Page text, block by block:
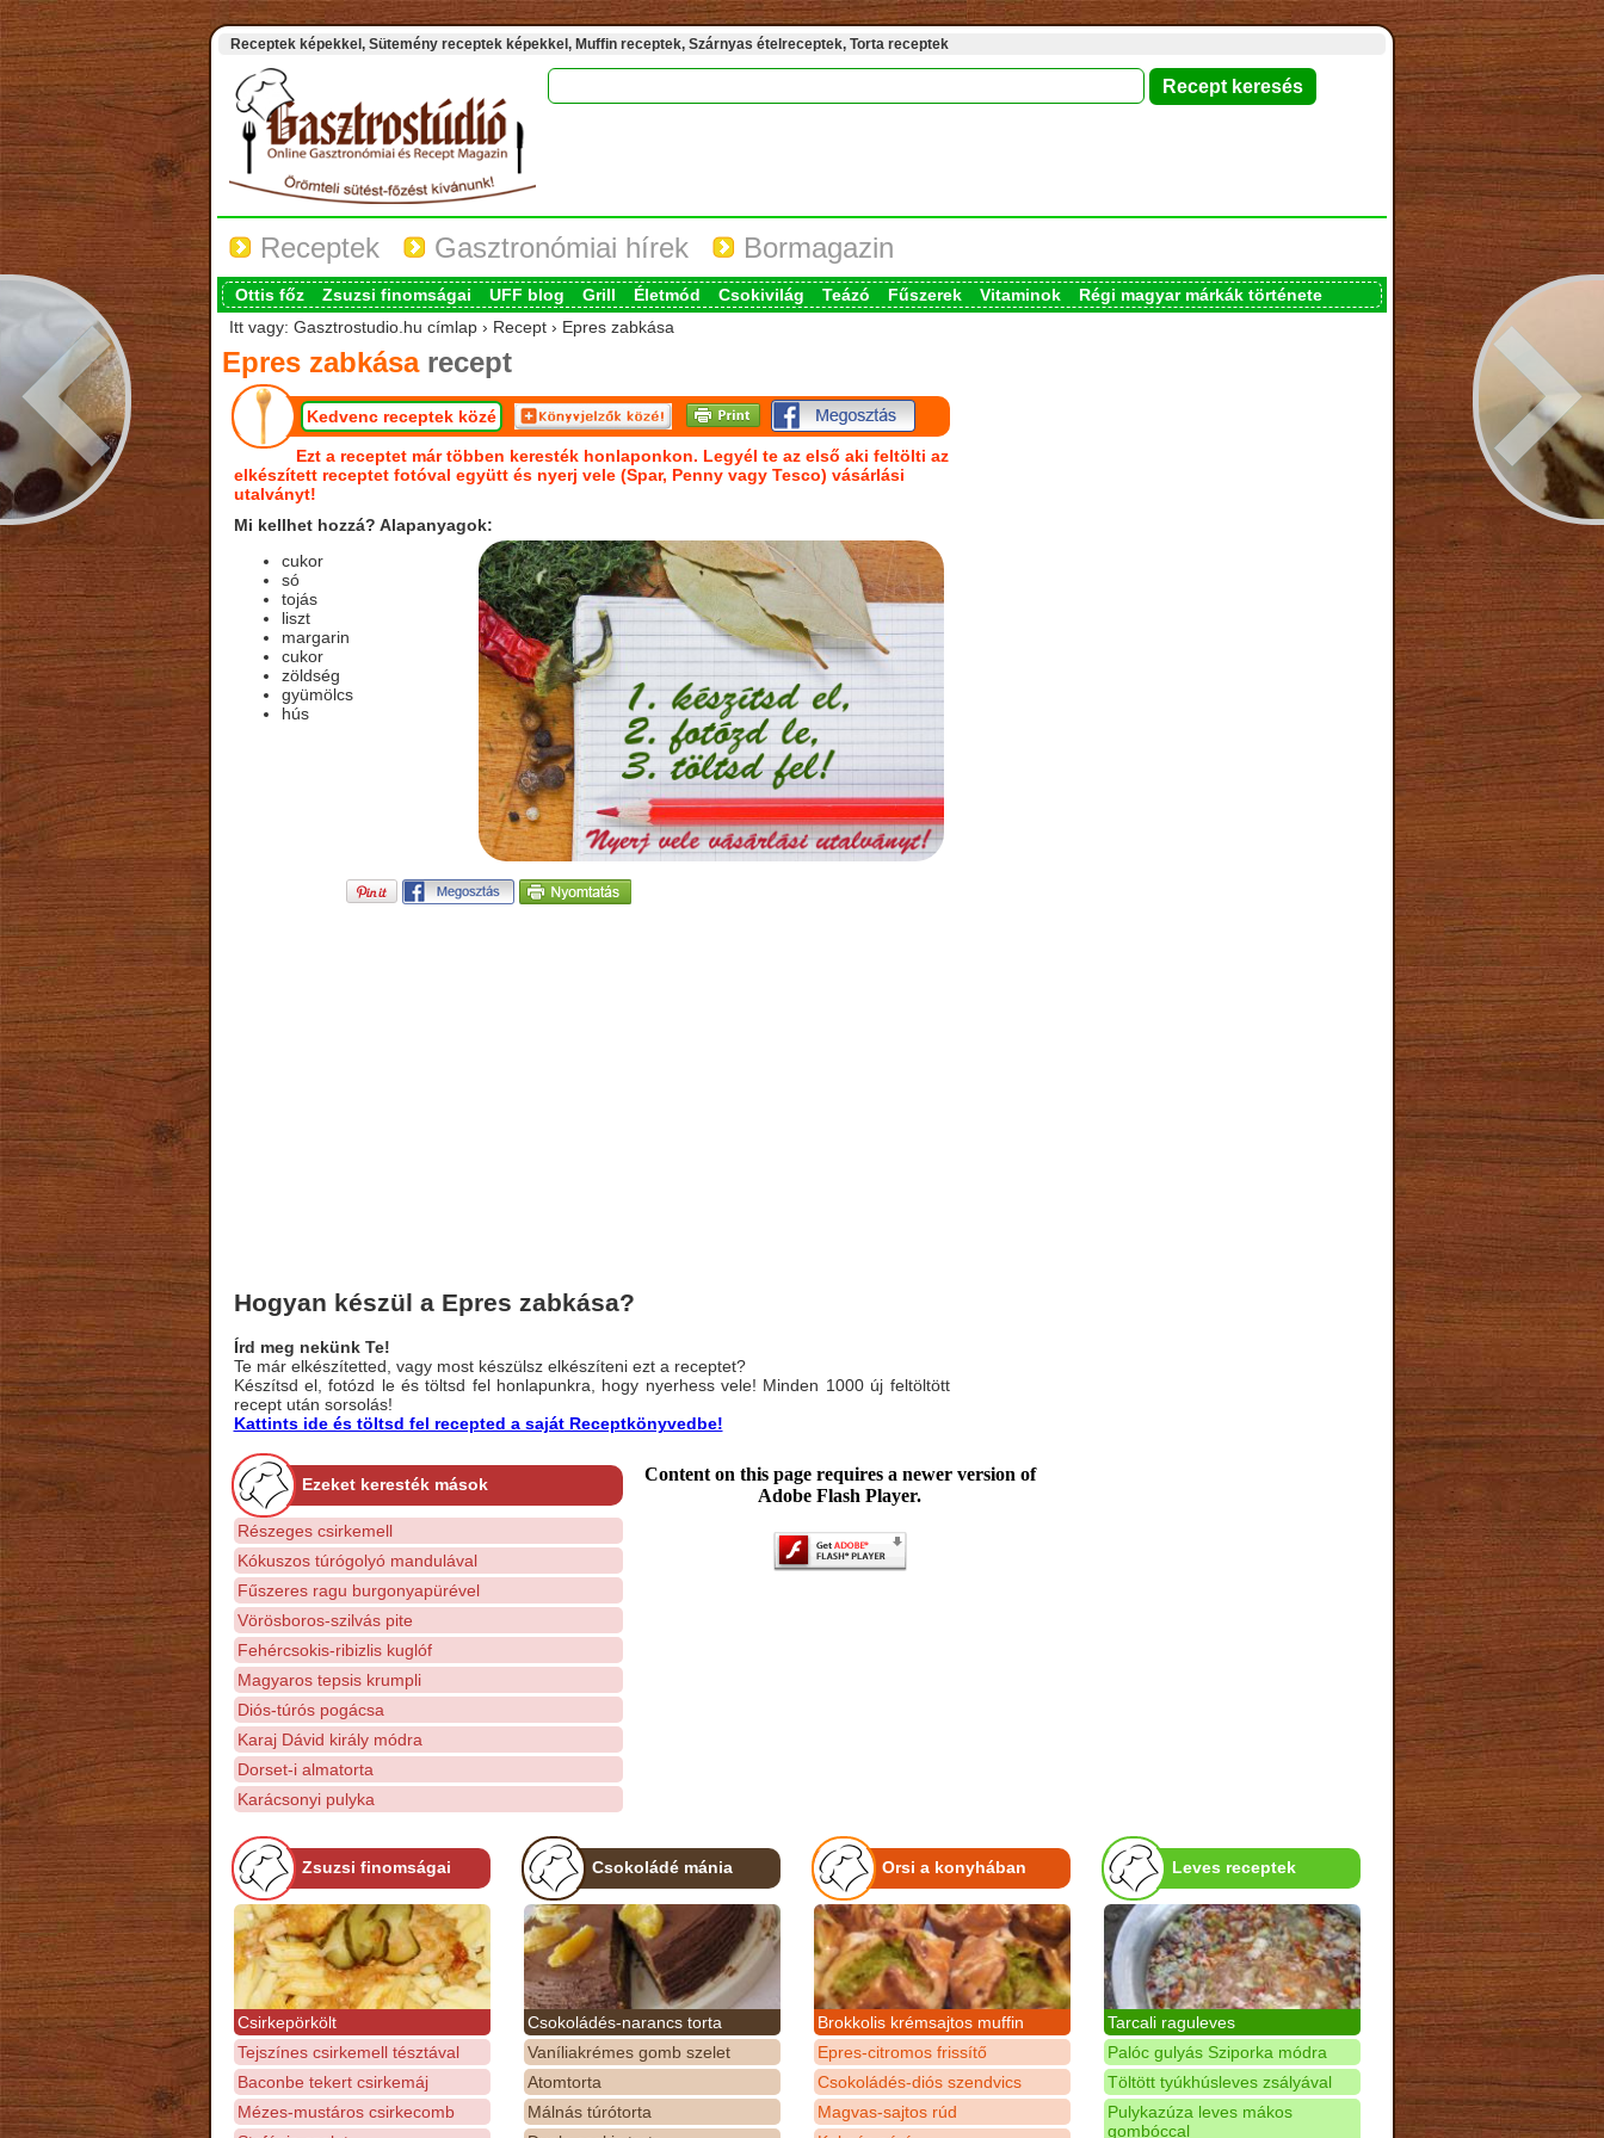
Receptek képekkel, Sütemény receptek képekkel, Muffin receptek, Szárnyas ételreceptek, Torta receptek
Receptek Gasztronómiai hírek Bormagazin
Ottis főz Zsuzsi finomságai UFF blog Grill Életmód Csokivilág Teázó Fűszerek Vitaminok
Régi magyar márkák története
Itt vagy: Gasztrostudio.hu címlap › Recept › Epres zabkása
Epres zabkásarecept
Kedvenc receptek közé
Ezt a receptet már többen keresték honlaponkon. Legyél te az első aki feltölti az
elkészített receptet fotóval együtt és nyerj vele (Spar, Penny vagy Tesco) vásárlási
utalványt!
Mi kellhet hozzá? Alapanyagok:
cukor
só
tojás
liszt
margarin
cukor
zöldség
gyümölcs
hús
Hogyan készül a Epres zabkása?
Írd meg nekünk Te!
Te már elkészítetted, vagy most készülsz elkészíteni ezt a receptet?
Készítsd el, fotózd le és töltsd fel honlapunkra, hogy nyerhess vele! Minden 1000 új feltöltött
recept után sorsolás!
Kattints ide és töltsd fel recepted a saját Receptkönyvedbe!
Ezeket keresték mások
Részeges csirkemell
Kókuszos túrógolyó mandulával
Fűszeres ragu burgonyapürével
Vörösboros-szilvás pite
Fehércsokis-ribizlis kuglóf
Magyaros tepsis krumpli
Diós-túrós pogácsa
Karaj Dávid király módra
Dorset-i almatorta
Karácsonyi pulyka
Content on this page requires a newer version of
Adobe Flash Player.
Zsuzsi finomságai
Csirkepörkölt
Tejszínes csirkemell tésztával
Baconbe tekert csirkemáj
Mézes-mustáros csirkecomb
Csokoládé mánia
Csokoládés-narancs torta
Vaníliakrémes gomb szelet
Atomtorta
Málnás túrótorta
Orsi a konyhában
Brokkolis krémsajtos muffin
Epres-citromos frissítő
Csokoládés-diós szendvics
Magvas-sajtos rúd
Leves receptek
Tarcali raguleves
Palóc gulyás Sziporka módra
Töltött tyúkhúsleves zsályával
Pulykazúza leves mákos
gombóccal